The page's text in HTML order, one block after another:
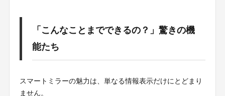
「こんなことまでできるの？」驚きの機
能たち
スマートミラーの魅力は、単なる情報表示だけにとどまり
ません。